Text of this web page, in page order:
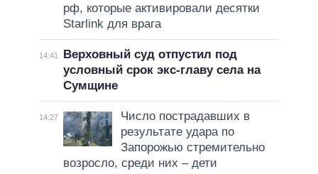
рф, которые активировали десятки
Starlink для врага
14:41
Верховный суд отпустил под
условный срок экс-главу села на
Сумщине
14:27
Число пострадавших в
результате удара по
Запорожью стремительно
возросло, среди них – дети